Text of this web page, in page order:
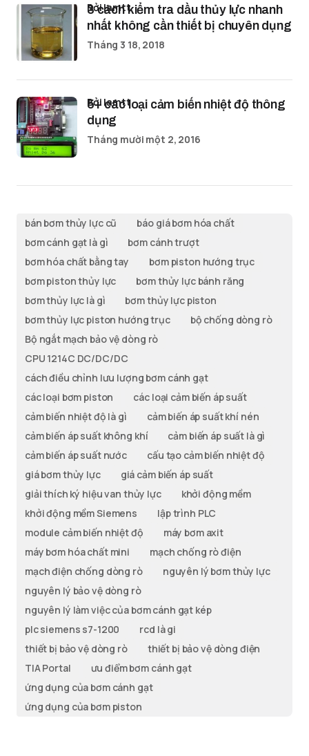
3 cách kiểm tra dầu thủy lực nhanh
nhất không cần thiết bị chuyên dụng
bởi lamtt
Tháng 3 18, 2018
5+ các loại cảm biến nhiệt độ thông
dụng
bởi lamtt
Tháng mười một 2, 2016
bán bơm thủy lực cũ
báo giá bơm hóa chất
bơm cánh gạt là gì
bơm cánh trượt
bơm hóa chất bằng tay
bơm piston hướng trục
bơm piston thủy lực
bơm thủy lực bánh răng
bơm thủy lực là gì
bơm thủy lực piston
bơm thủy lực piston hướng trục
bộ chống dòng rò
Bộ ngắt mạch bảo vệ dòng rò
CPU 1214C DC/DC/DC
cách điều chỉnh lưu lượng bơm cánh gạt
các loại bơm piston
các loại cảm biến áp suất
cảm biến nhiệt độ là gì
cảm biến áp suất khí nén
cảm biến áp suất không khí
cảm biến áp suất là gì
cảm biến áp suất nước
cấu tạo cảm biến nhiệt độ
giá bơm thủy lực
giá cảm biến áp suất
giải thích ký hiệu van thủy lực
khởi động mềm
khởi động mềm Siemens
lập trình PLC
module cảm biến nhiệt độ
máy bơm axit
máy bơm hóa chất mini
mạch chống rò điện
mạch điện chống dòng rò
nguyên lý bơm thủy lực
nguyên lý bảo vệ dòng rò
nguyên lý làm việc của bơm cánh gạt kép
plc siemens s7-1200
rcd là gi
thiết bị bảo vệ dòng rò
thiết bị bảo vệ dòng điện
TIA Portal
ưu điểm bơm cánh gạt
ứng dụng của bơm cánh gạt
ứng dụng của bơm piston